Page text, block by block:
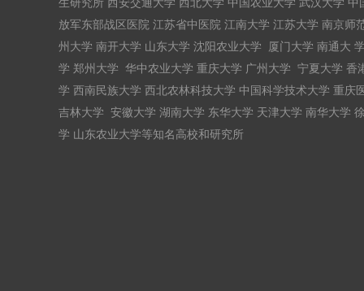
放军东部战区医院 江苏省中医院 江南大学 江苏大学 南京师
州大学 南开大学 山东大学 沈阳农业大学 厦门大学 南通大
学 郑州大学 华中农业大学 重庆大学 广州大学 宁夏大学 香
学 西南民族大学 西北农林科技大学 中国科学技术大学 重庆
吉林大学 安徽大学 湖南大学 东华大学 天津大学 南华大学
学 山东农业大学等知名高校和研究所